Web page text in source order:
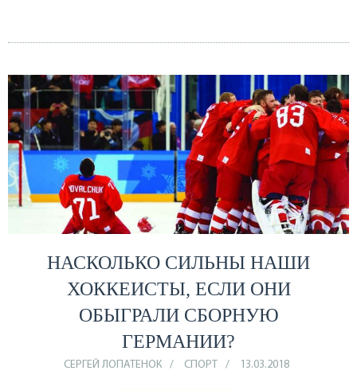
НАСКОЛЬКО СИЛЬНЫ НАШИ
ХОККЕИСТЫ, ЕСЛИ ОНИ
ОБЫГРАЛИ СБОРНУЮ
ГЕРМАНИИ?
СЕРГЕЙ ЛОПАТЕНОК СПОРТ 13.03.2018